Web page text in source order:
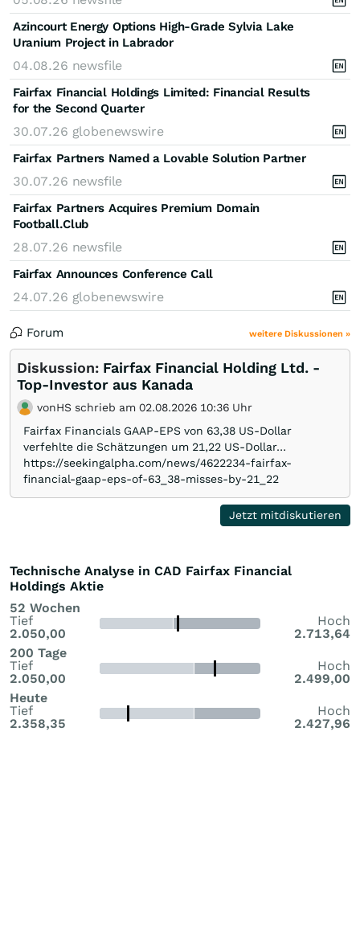
Azincourt Energy Options High-Grade Sylvia Lake
Uranium Project in Labrador
04.08.26 newsfile
Fairfax Financial Holdings Limited: Financial Results
for the Second Quarter
30.07.26 globenewswire
Fairfax Partners Named a Lovable Solution Partner
30.07.26 newsfile
Fairfax Partners Acquires Premium Domain
Football.Club
28.07.26 newsfile
Fairfax Announces Conference Call
24.07.26 globenewswire
Forum weitere Diskussionen »
Diskussion: Fairfax Financial Holding Ltd. -
Top-Investor aus Kanada
vonHS schrieb am 02.08.2026 10:36 Uhr
Fairfax Financials GAAP-EPS von 63,38 US-Dollar
verfehlte die Schätzungen um 21,22 US-Dollar…
https://seekingalpha.com/news/4622234-fairfax-
financial-gaap-eps-of-63_38-misses-by-21_22
Jetzt mitdiskutieren
Technische Analyse in CAD Fairfax Financial
Holdings Aktie
52 Wochen
Tief
2.050,00
Hoch
2.713,64
200 Tage
Tief
2.050,00
Hoch
2.499,00
Heute
Tief
2.358,35
Hoch
2.427,96